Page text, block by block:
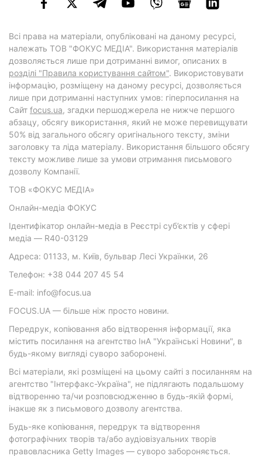
Всі права на матеріали, опубліковані на даному ресурсі,
належать ТОВ "ФОКУС МЕДІА". Використання матеріалів
дозволяється лише при дотриманні вимог, описаних в
розділі "Правила користування сайтом". Використовувати
інформацію, розміщену на даному ресурсі, дозволяється
лише при дотриманні наступних умов: гіперпосилання на
Cайт focus.ua, згадки першоджерела не нижче першого
абзацу, обсягу використання, який не може перевищувати
50% від загального обсягу оригінального тексту, зміни
заголовку та ліда матеріалу. Використання більшого обсягу
тексту можливе лише за умови отримання письмового
дозволу Компанії.
ТОВ «ФОКУС МЕДІА»
Онлайн-медіа ФОКУС
Ідентифікатор онлайн-медіа в Реєстрі суб’єктів у сфері
медіа — R40-03129
Адреса: 01133, м. Київ, бульвар Лесі Українки, 26
Телефон: +38 044 207 45 54
E-mail: info@focus.ua
FOCUS.UA — більше ніж просто новини.
Передрук, копіювання або відтворення інформації, яка
містить посилання на агентство ІнА "Українські Новини", в
будь-якому вигляді суворо заборонені.
Всі матеріали, які розміщені на цьому сайті з посиланням на
агентство "Інтерфакс-Україна", не підлягають подальшому
відтворенню та/чи розповсюдженню в будь-якій формі,
інакше як з письмового дозволу агентства.
Будь-яке копіювання, передрук та відтворення
фотографічних творів та/або аудіовізуальних творів
правовласника Getty Images — суворо забороняється.